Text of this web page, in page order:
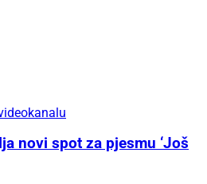
novi spot za pjesmu ‘Još